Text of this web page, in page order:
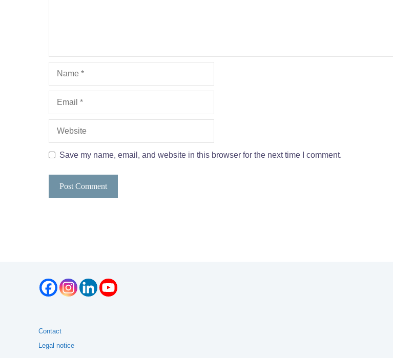
Name
Email
Website
Save my name, email, and website in this browser for the next time I comment.
Contact
Legal notice